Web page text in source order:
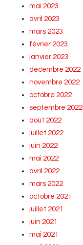
mai 2023
avril 2023
mars 2023
février 2023
janvier 2023
décembre 2022
novembre 2022
octobre 2022
septembre 2022
août 2022
juillet 2022
juin 2022
mai 2022
avril 2022
mars 2022
octobre 2021
juillet 2021
juin 2021
mai 2021